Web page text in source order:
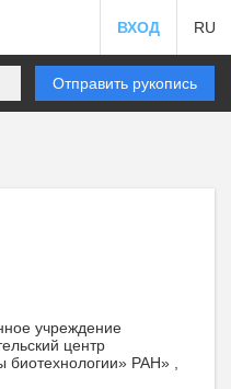
ВХОД RU
Отправить рукопись
учреждение
центр
РАН» ,